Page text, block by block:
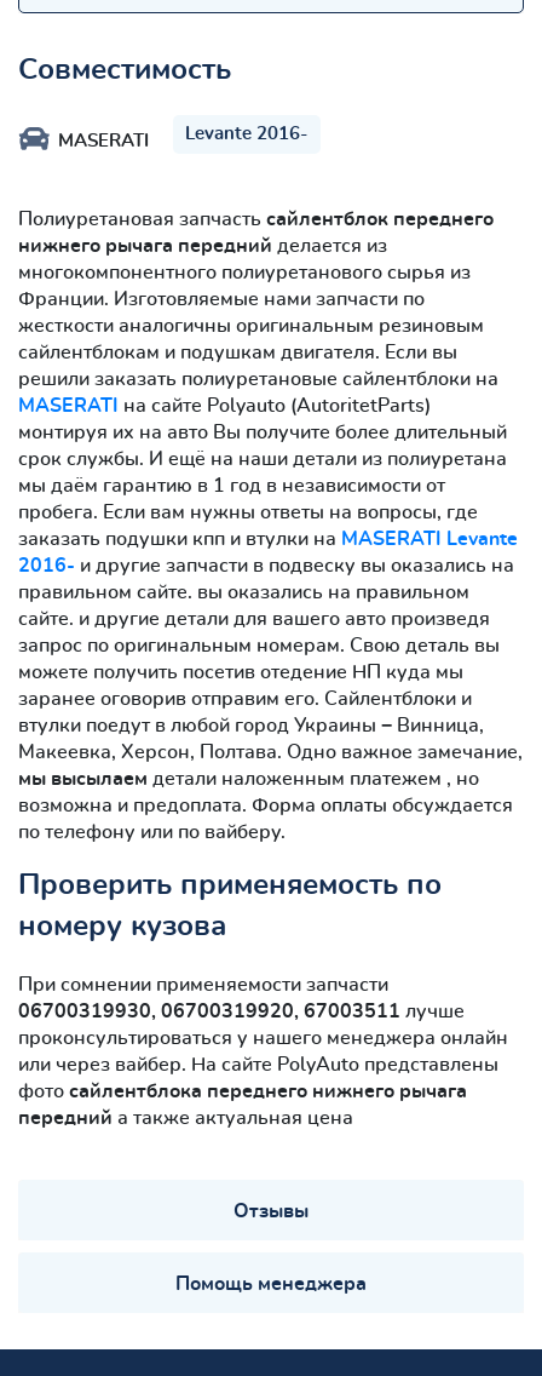
Совместимость
MASERATI Levante 2016-
Полиуретановая запчасть сайлентблок переднего
нижнего рычага передний делается из
многокомпонентного полиуретанового сырья из
Франции. Изготовляемые нами запчасти по
жесткости аналогичны оригинальным резиновым
сайлентблокам и подушкам двигателя. Если вы
решили заказать полиуретановые сайлентблоки на
MASERATI на сайте Polyauto (AutoritetParts)
монтируя их на авто Вы получите более длительный
срок службы. И ещё на наши детали из полиуретана
мы даём гарантию в 1 год в независимости от
пробега. Если вам нужны ответы на вопросы, где
заказать подушки кпп и втулки на MASERATI Levante
2016- и другие запчасти в подвеску вы оказались на
правильном сайте. вы оказались на правильном
сайте. и другие детали для вашего авто произведя
запрос по оригинальным номерам. Свою деталь вы
можете получить посетив отедение НП куда мы
заранее оговорив отправим его. Сайлентблоки и
втулки поедут в любой город Украины − Винница,
Макеевка, Херсон, Полтава. Одно важное замечание,
мы высылаем детали наложенным платежем , но
возможна и предоплата. Форма оплаты обсуждается
по телефону или по вайберу.
Проверить применяемость по
номеру кузова
При сомнении применяемости запчасти
06700319930, 06700319920, 67003511 лучше
проконсультироваться у нашего менеджера онлайн
или через вайбер. На сайте PolyAuto представлены
фото сайлентблокa переднего нижнего рычага
передний а также актуальная цена
Отзывы
Помощь менеджера